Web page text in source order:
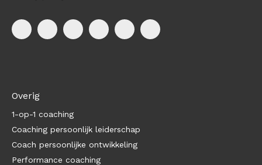
Overig
1-op-1 coaching
Coaching persoonlijk leiderschap
Coach persoonlijke ontwikkeling
Performance coaching